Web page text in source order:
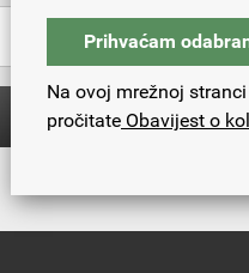
Prihvaćam
Na ovoj mrežnoj
pročitate Obavijest o